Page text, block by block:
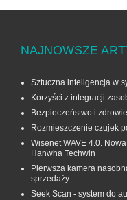
NAJNOWSZE
Sztuczna inteligencja w
Korzyści z integracji
Bezpieczeństwo i
Rozmieszczenie czujek
Wisenet WAVE 4.0.
Hanwha Techwin
Pierwsza kamera
sprzedaży
Seek Scan - system do